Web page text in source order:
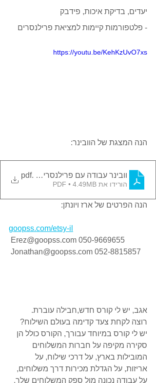
יעדים, בדיקת איכות, פידבק
- פלטפורמות קיימות למציאת פרילנסרים
https://youtu.be/KehKzUvO7xs
הנה המצגת של הוובינר:
וובינר עבודה עם פרילנסרים. לירן וויסgoopss
.pdf
הורידו את PDF • 4.49MB
הנה הפרטים של ארז ויונתן:
goopss.com/etsy-il
Erez@goopss.com 050-9669655
Jonathan@goopss.com 052-8815857
אגב, יש לי קורס חדש,חבילה עוברת.
רוצה לקחת צעד קדימה בעולם השילוח?
יש לי קורס במיוחד עבורך, הקורס כולל הן
סקירה מקיפה על חברות המשלוחים
המובילות בארץ, על דרכי שילוח, על
אריזות, על הגדלת מכירות דרך משלוחים,
על עבודה נכונה מול ספק המשלוחים שלך,